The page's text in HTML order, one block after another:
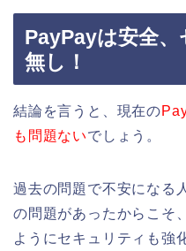
PayPayは安全
無し！
結論を言うと、現在の
も問題ないでしょう。
過去の問題で不安になる
の問題があったからこそ
ようにセキュリティも強